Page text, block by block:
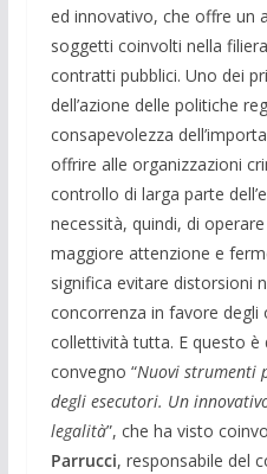
ed innovativo, che offre un
soggetti coinvolti nella
contratti pubblici. Uno dei
dell’azione delle politiche
consapevolezza
offrire alle organizzazioni
controllo di larga parte
necessità, quindi, di
maggiore attenzione e
significa evitare distorsioni
concorrenza in favore
collettività tutta. E questo è
convegno “Nuovi strumenti
degli esecutori. Un
legalità”, che ha visto
Parrucci, responsabile del